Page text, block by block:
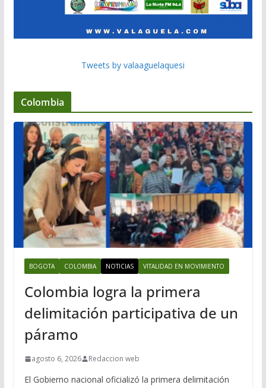
Tweets by valaaguelaquesi
Colombia
BOGOTA COLOMBIA NOTICIAS VITALIDAD EN MOVIMIENTO
Colombia logra la primera
delimitación participativa de un
páramo
agosto 6, 2026 Redaccion web
El Gobierno nacional oficializó la primera delimitación